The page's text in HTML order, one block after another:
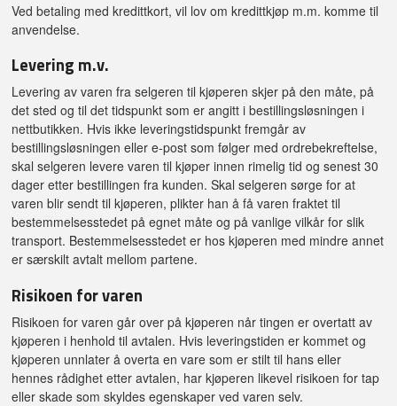
Ved betaling med kredittkort, vil lov om kredittkjøp m.m. komme til
anvendelse.
Levering m.v.
Levering av varen fra selgeren til kjøperen skjer på den måte, på
det sted og til det tidspunkt som er angitt i bestillingsløsningen i
nettbutikken. Hvis ikke leveringstidspunkt fremgår av
bestillingsløsningen eller e-post som følger med ordrebekreftelse,
skal selgeren levere varen til kjøper innen rimelig tid og senest 30
dager etter bestillingen fra kunden. Skal selgeren sørge for at
varen blir sendt til kjøperen, plikter han å få varen fraktet til
bestemmelsesstedet på egnet måte og på vanlige vilkår for slik
transport. Bestemmelsesstedet er hos kjøperen med mindre annet
er særskilt avtalt mellom partene.
Risikoen for varen
Risikoen for varen går over på kjøperen når tingen er overtatt av
kjøperen i henhold til avtalen. Hvis leveringstiden er kommet og
kjøperen unnlater å overta en vare som er stilt til hans eller
hennes rådighet etter avtalen, har kjøperen likevel risikoen for tap
eller skade som skyldes egenskaper ved varen selv.